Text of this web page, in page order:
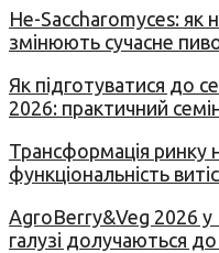
Не-Saccharomyces: як
змінюють сучасне
Як підготуватися до
2026: практичний
Трансформація ринку
функціональність
AgroBerry&Veg 2026 у
галузі долучаються